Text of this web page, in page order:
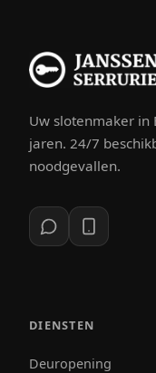
Uw slotenmaker in
jaren. 24/7
noodgevallen.
DIENSTEN
Deuropening